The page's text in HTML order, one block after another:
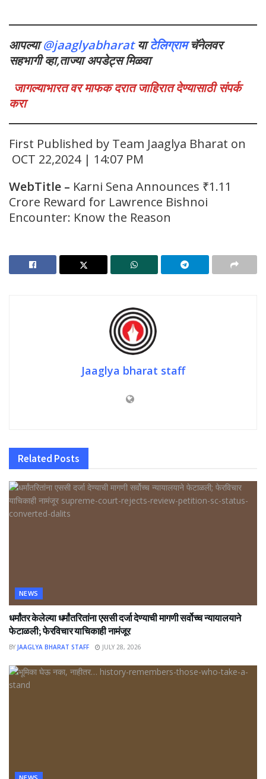
आपल्या@jaaglyabharatयाटेलिग्रामचॅनेलवर
सहभागी व्हा,ताज्या अपडेट्स मिळवा
जागल्याभारत वर माफक दरात जाहिरात देण्यासाठी संपर्क
करा
First Published by Team Jaaglya Bharat on
OCT 22,2024 | 14:07 PM
WebTitle – Karni Sena Announces ₹1.11
Crore Reward for Lawrence Bishnoi
Encounter: Know the Reason
Jaaglya bharat staff
Related Posts
NEWS
धर्मांतर केलेल्या धर्मांतरितांना एससी दर्जा देण्याची मागणी सर्वोच्च न्यायालयाने
फेटाळली; फेरविचार याचिकाही नामंजूर
BY JAAGLYA BHARAT STAFF JULY 28, 2026